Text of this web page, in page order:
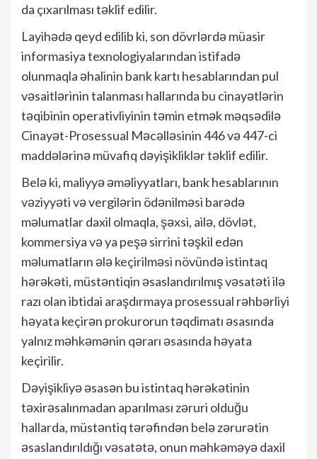
da çıxarılması təklif edilir.
Layihədə qeyd edilib ki, son dövrlərdə müasir
informasiya texnologiyalarından istifadə
olunmaqla əhalinin bank kartı hesablarından pul
vəsaitlərinin talanması hallarında bu cinayətlərin
təqibinin operativliyinin təmin etmək məqsədilə
Cinayət-Prosessual Məcəlləsinin 446 və 447-ci
maddələrinə müvafiq dəyişikliklər təklif edilir.
Belə ki, maliyyə əməliyyatları, bank hesablarının
vəziyyəti və vergilərin ödənilməsi barədə
məlumatlar daxil olmaqla, şəxsi, ailə, dövlət,
kommersiya və ya peşə sirrini təşkil edən
məlumatların ələ keçirilməsi növündə istintaq
hərəkəti, müstəntiqin əsaslandırılmış vəsatəti ilə
razı olan ibtidai araşdırmaya prosessual rəhbərliyi
həyata keçirən prokurorun təqdimatı əsasında
yalnız məhkəmənin qərarı əsasında həyata
keçirilir.
Dəyişikliyə əsasən bu istintaq hərəkətinin
təxirəsalınmadan aparılması zəruri olduğu
hallarda, müstəntiq tərəfindən belə zərurətin
əsaslandırıldığı vəsatətə, onun məhkəməyə daxil